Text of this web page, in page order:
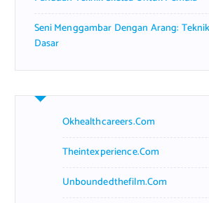
Seni Menggambar Dengan Arang:
Dasar
Okhealthcareers.com
Theintexperience.com
Unboundedthefilm.com